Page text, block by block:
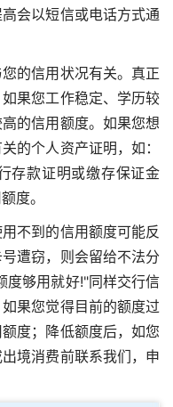
会以短信或电话方式通
的信用状况有关。真正
果您工作稳定、学历较
的信用额度。如果您想
的个人资产证明，如：
存款证明或缴存保证金
度。
不到的信用额度可能反
遭窃，则会留给不法分
度够用就好!"同样交行信
如果您觉得目前的额度过
度；降低额度后，如您
境消费前联系我们，申